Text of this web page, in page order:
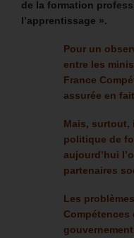
de la formation
l’apprentissage ».
Pour un
entre les
France
assurée en
Mais, surtout,
politique de
aujourd’hui
partenaires
Les